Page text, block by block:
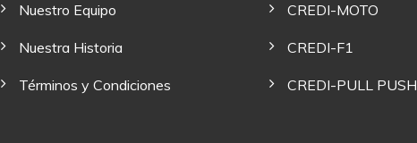
Nuestro Equipo
Nuestra Historia
Términos y Condiciones
CREDI-MOTO
CREDI-F1
CREDI-PULL PUSH